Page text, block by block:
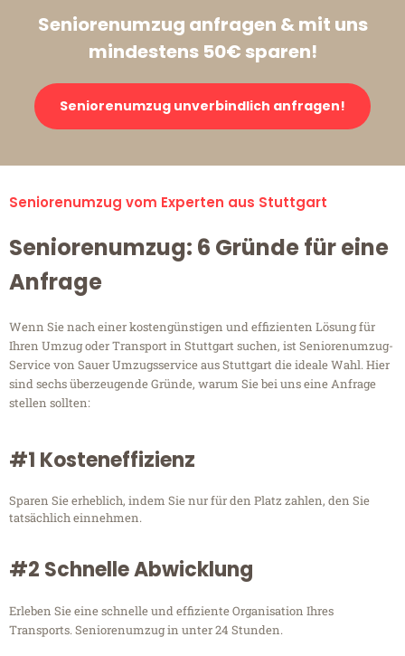
Seniorenumzug anfragen & mit uns
mindestens 50€ sparen!
Seniorenumzug unverbindlich anfragen!
Seniorenumzug vom Experten aus Stuttgart
Seniorenumzug: 6 Gründe für eine
Anfrage
Wenn Sie nach einer kostengünstigen und effizienten Lösung für
Ihren Umzug oder Transport in Stuttgart suchen, ist Seniorenumzug-
Service von Sauer Umzugsservice aus Stuttgart die ideale Wahl. Hier
sind sechs überzeugende Gründe, warum Sie bei uns eine Anfrage
stellen sollten:
#1 Kosteneffizienz
Sparen Sie erheblich, indem Sie nur für den Platz zahlen, den Sie
tatsächlich einnehmen.
#2 Schnelle Abwicklung
Erleben Sie eine schnelle und effiziente Organisation Ihres
Transports. Seniorenumzug in unter 24 Stunden.